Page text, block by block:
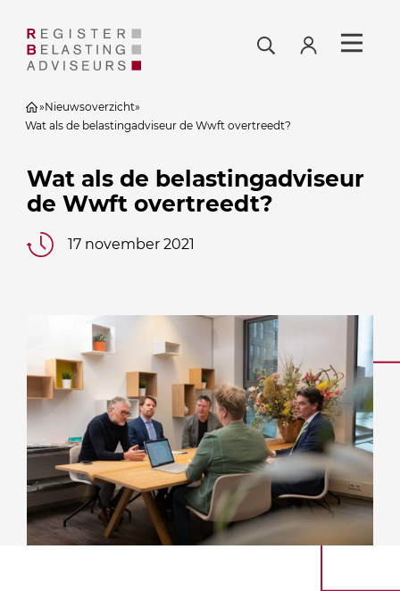
»Nieuwsoverzicht»
Wat als de belastingadviseur de Wwft overtreedt?
Wat als de belastingadviseur
de Wwft overtreedt?
17 november 2021